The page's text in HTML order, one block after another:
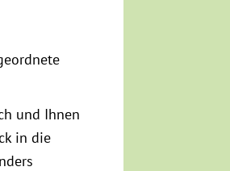
und Ihnen
in die